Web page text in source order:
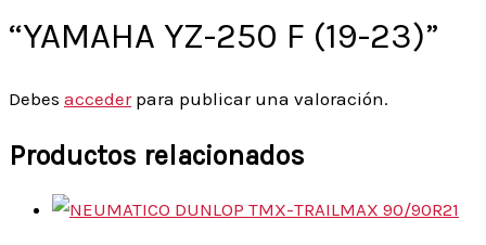
“YAMAHA YZ-250 F (19-23)”
Debes accederpara publicar una valoración.
Productos relacionados